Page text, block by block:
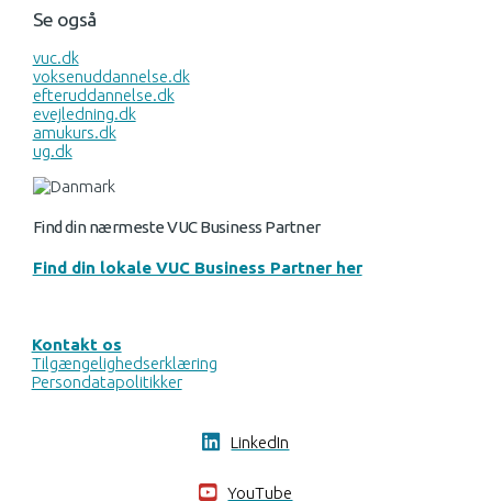
Se også
vuc.dk
voksenuddannelse.dk
efteruddannelse.dk
evejledning.dk
amukurs.dk
ug.dk
Find din nærmeste VUC Business Partner
Find din lokale VUC Business Partner her
Kontakt os
Tilgængelighedserklæring
Persondatapolitikker
LinkedIn
YouTube